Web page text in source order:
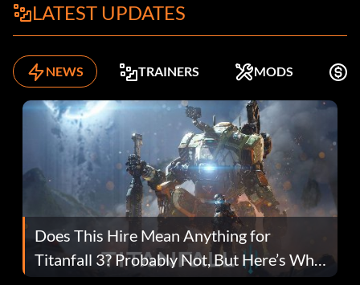
LATEST UPDATES
NEWS TRAINERS MODS
Does This Hire Mean Anything for
Titanfall 3? Probably Not, But Here’s Why